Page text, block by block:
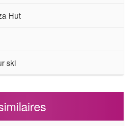
Hut
ski